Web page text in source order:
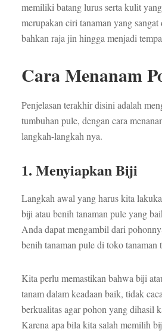
memiliki batang lurus serta kulit
merupakan ciri tanaman yang
bahkan raja jin hingga menjadi
Cara Menanam
Penjelasan terakhir disini adalah
tumbuhan pule, dengan cara
langkah-langkah nya.
1. Menyiapkan Biji
Langkah awal yang harus kita
biji atau benih tanaman pule yang
Anda dapat mengambil dari
benih tanaman pule di toko tanaman
Kita perlu memastikan bahwa biji
tanam dalam keadaan baik, tidak
berkualitas agar pohon yang dihasil
Karena apa bila kita salah memilih